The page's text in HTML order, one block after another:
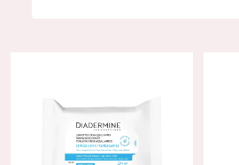
Firmeza
Piel menopáusica